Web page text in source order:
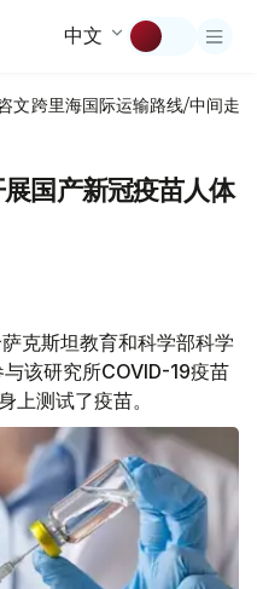
中文
文跨里海国际运输路线/中间走廊
国产新冠疫苗人体
克斯坦教育和科学部科学
该研究所COVID-19疫苗
上测试了疫苗。